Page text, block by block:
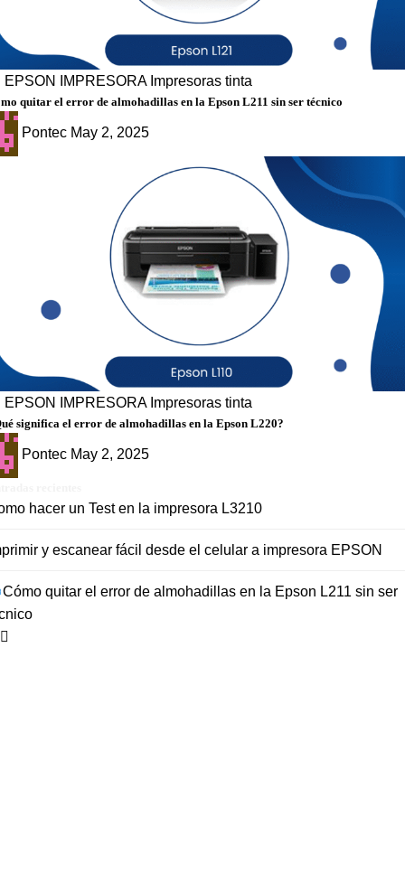
EPSON IMPRESORA Impresoras tinta
quitar el error de almohadillas en la Epson L211 sin ser técnico
Pontec May 2, 2025
EPSON IMPRESORA Impresoras tinta
significa el error de almohadillas en la Epson L220?
Pontec May 2, 2025
hacer un Test en la impresora L3210
y escanear fácil desde el celular a impresora EPSON
Cómo quitar el error de almohadillas en la Epson L211 sin ser